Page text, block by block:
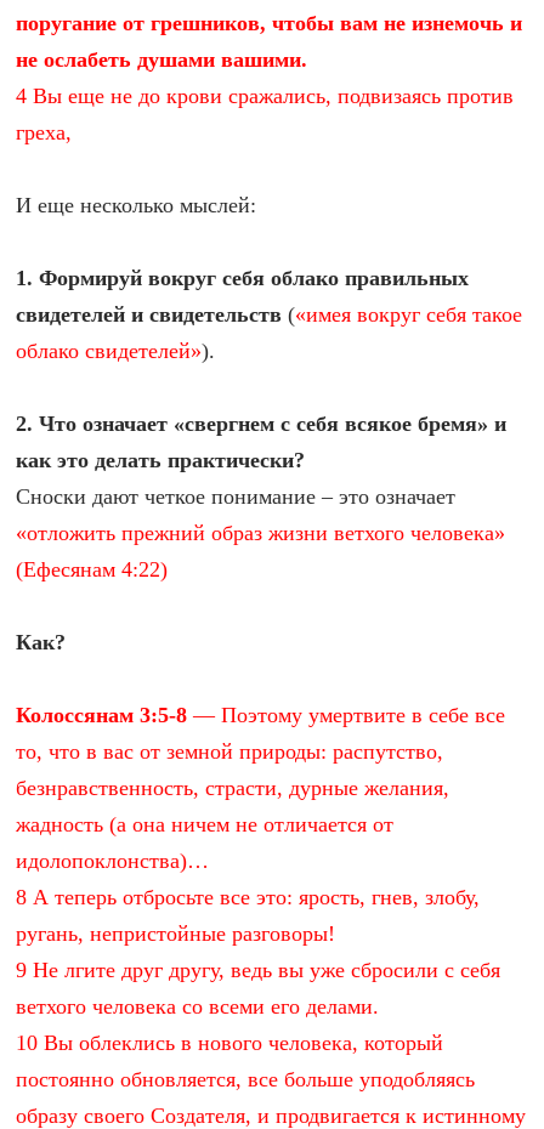
поругание от грешников, чтобы вам не изнемочь и
не ослабеть душами вашими.
4 Вы еще не до крови сражались, подвизаясь против
греха,
И еще несколько мыслей:
1. Формируй вокруг себя облако правильных
свидетелей и свидетельств («имея вокруг себя такое
облако свидетелей»).
2. Что означает «свергнем с себя всякое бремя» и
как это делать практически?
Сноски дают четкое понимание – это означает
«отложить прежний образ жизни ветхого человека»
(Ефесянам 4:22)
Как?
Колоссянам 3:5-8 — Поэтому умертвите в себе все
то, что в вас от земной природы: распутство,
безнравственность, страсти, дурные желания,
жадность (а она ничем не отличается от
идолопоклонства)…
8 А теперь отбросьте все это: ярость, гнев, злобу,
ругань, непристойные разговоры!
9 Не лгите друг другу, ведь вы уже сбросили с себя
ветхого человека со всеми его делами.
10 Вы облеклись в нового человека, который
постоянно обновляется, все больше уподобляясь
образу своего Создателя, и продвигается к истинному